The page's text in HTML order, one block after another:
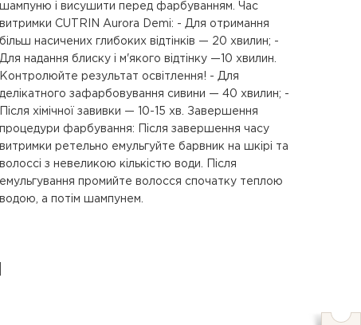
шампуню і висушити перед фарбуванням. Час
витримки CUTRIN Aurora Demi: - Для отримання
більш насичених глибоких відтінків — 20 хвилин; -
Для надання блиску і м'якого відтінку —10 хвилин.
водою, а потім шампунем.